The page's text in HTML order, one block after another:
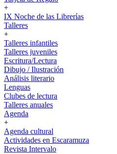
+
IX Noche de las Librerías
Talleres
+
Talleres infantiles
Talleres juveniles
Escritura/Lectura
Dibujo / Ilustración
Análisis literario
Lenguas
Clubes de lectura
Talleres anuales
Agenda
+
Agenda cultural
Actividades en Escaramuza
Revista Intervalo